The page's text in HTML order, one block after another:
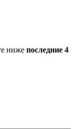
ниже последние 4